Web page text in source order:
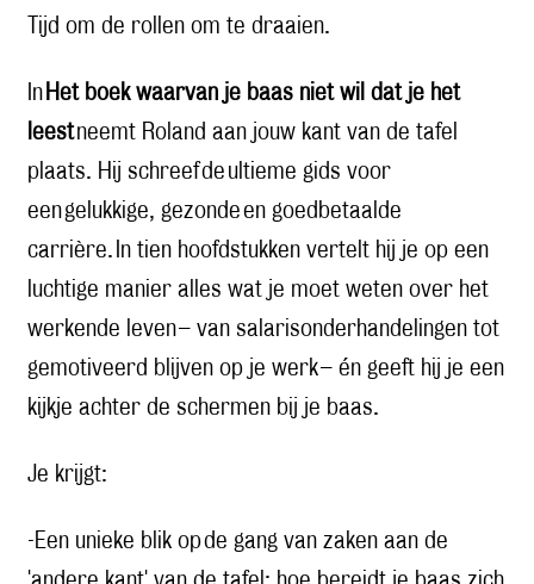
Tijd om de rollen om te draaien.
In Het boek waarvan je baas niet wil dat je het
leestneemt Roland aan jouw kant van de tafel
plaats. Hij schreefde ultieme gids voor
een gelukkige, gezonde en goedbetaalde
carrière. In tien hoofdstukken vertelt hij je op een
luchtige manier alles wat je moet weten over het
werkende leven – van salarisonderhandelingen tot
gemotiveerd blijven op je werk – én geeft hij je een
kijkje achter de schermen bij je baas.
Je krijgt:
-Een unieke blik op de gang van zaken aan de